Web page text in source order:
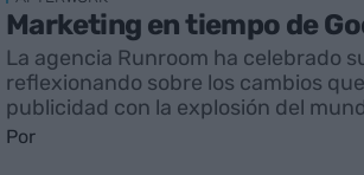
Marketing en tiempo de
La agencia Runroom ha celebrado
reflexionando sobre los cambios
publicidad con la explosión del
Por